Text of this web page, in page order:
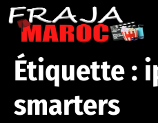
Étiquette :
smarters